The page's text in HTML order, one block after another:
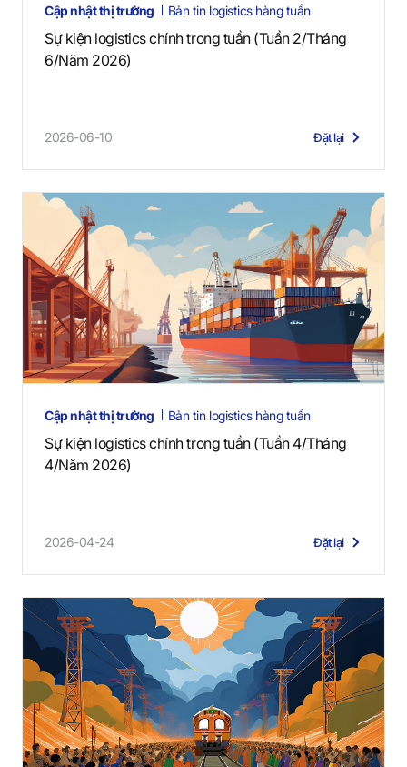
Cập nhật thị trường Bản tin logistics hàng tuần
Sự kiện logistics chính trong tuần (Tuần 2/Tháng
6/Năm 2026)
2026-06-10 Đặt lại
Cập nhật thị trường Bản tin logistics hàng tuần
Sự kiện logistics chính trong tuần (Tuần 4/Tháng
4/Năm 2026)
2026-04-24 Đặt lại